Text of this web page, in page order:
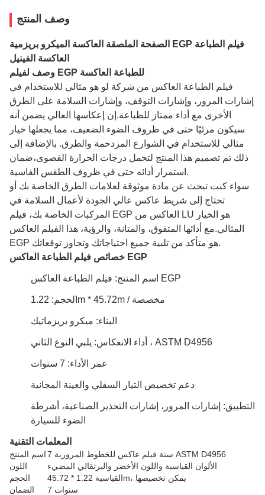
وصف المنتج
الصفحة الملصقة العاكسة الميكرو بريزمية EGP فيلم الطباعة
العاكسة الفينيل
وصف لفيلم EGP للطباعة العاكسة
فيلم الطباعة العاكس من شركة لو هو مثالي للاستخدام في
إشارات المرور، وإشارات التوقف، وإشارات السلامة على الطرق
الأخرى مع أداء ممتاز للطباعة.إن إعكاسها العالي يضمن أنه
سيكون مرئيًا حتى في ظروف الضوء الضعيف، مما يجعلها خيار
مثالي للاستخدام في الشوارع المزدحمة والطرق. بالإضافة إلى
ذلك تم تصميم هذا المنتج لتحمل درجات الحرارة القصوى،ضمان
استمرار أدائه حتى في ظروف الطقس القاسية.
سواء كنت تبحث عن مادة موثوقة لعلامات الطرق الخاصة بك أو
تحتاج إلى شريط عاكس عالي الجودة لأعمال السلامة في
المركبات الخاصة بك، فيلم EGP العاكس من LU هو الخيار
المثالي.مع أدائها المتفوق، والمتانة، والرؤية، هذا الفيلم العاكس
EGP هو متأكد من تلبية جميع احتياجاتك وتجاوز توقعاتك.
خصائص فيلم الطباعة العاكس EGP
اسم المنتج: فيلم الطباعة العاكس EGP
الحجم: 1.22m * 45.72m / مخصصة
البناء: ميكرو بريزماتيك
أداء الانعكاس: يلبي النوع الثاني ، ASTM D4956
عمر الأداء: 7 سنوات
دعم تخصيص التيار السفلي والعينة المجانية
التطبيق: إشارات المرور، إشارات التحذير الصناعية، أشرطة
الضوء للسيارة
المعلمات التقنية
اسم المنتج
7 سنة فيلم عاكس للخطوط المرورية ASTM D4956
اللون
الألوان القياسية واللون الأخضر والبرتقالي المضيء
الحجم
القياسية 1.22 * 45.72m، يمكن تخصيصها
الضمان
7 سنوات